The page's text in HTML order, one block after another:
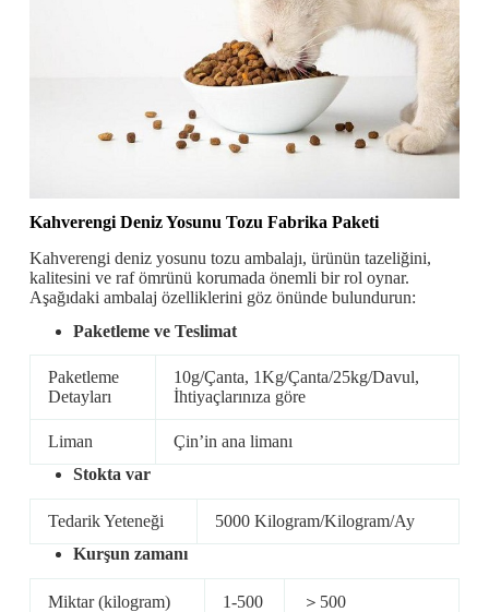
Kahverengi Deniz Yosunu Tozu Fabrika Paketi
Kahverengi deniz yosunu tozu ambalajı, ürünün tazeliğini,
kalitesini ve raf ömrünü korumada önemli bir rol oynar.
Aşağıdaki ambalaj özelliklerini göz önünde bulundurun:
Paketleme ve Teslimat
Paketleme
Detayları
10g/Çanta, 1Kg/Çanta/25kg/Davul,
İhtiyaçlarınıza göre
Liman
Çin’in ana limanı
Stokta var
Tedarik Yeteneği
5000 Kilogram/Kilogram/Ay
Kurşun zamanı
Miktar (kilogram) 1-500 ＞500